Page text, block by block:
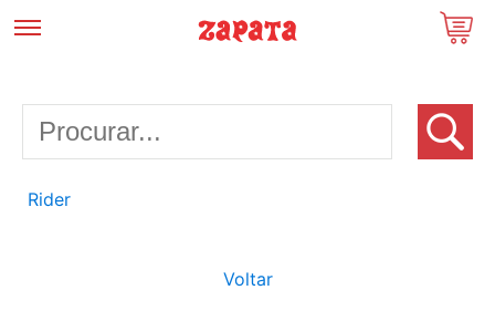
Rider
Voltar